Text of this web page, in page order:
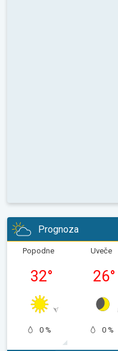
Prognoza
Popodne
32°
0 %
Uveče
26°
0 %